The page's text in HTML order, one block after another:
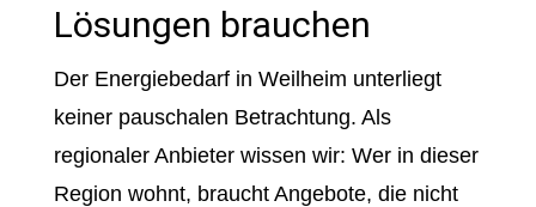
Lösungen brauchen
Der Energiebedarf in Weilheim unterliegt
keiner pauschalen Betrachtung. Als
regionaler Anbieter wissen wir: Wer in dieser
Region wohnt, braucht Angebote, die nicht